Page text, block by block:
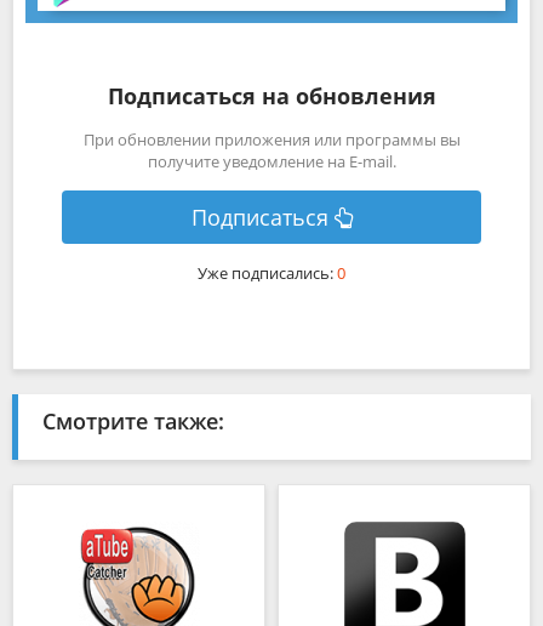
Подписаться на обновления
При обновлении приложения или программы вы
получите уведомление на E-mail.
Подписаться
Уже подписались:0
Смотрите также: